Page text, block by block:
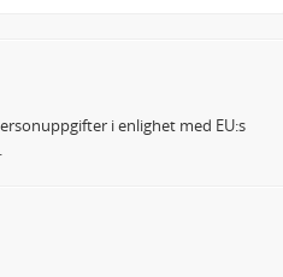
i enlighet med EU:s